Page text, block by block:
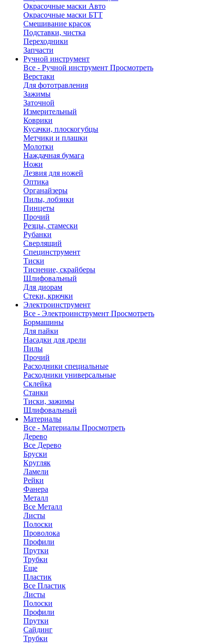
Окрасочные маски Авто
Окрасочные маски БТТ
Смешивание красок
Подставки, чистка
Переходники
Запчасти
Ручной инструмент
Все - Ручной инструмент Просмотреть
Верстаки
Для фототравления
Зажимы
Заточной
Измерительный
Коврики
Кусачки, плоскогубцы
Метчики и плашки
Молотки
Наждачная бумага
Ножи
Лезвия для ножей
Оптика
Органайзеры
Пилы, лобзики
Пинцеты
Прочий
Резцы, стамески
Рубанки
Сверлящий
Специнструмент
Тиски
Тиснение, скрайберы
Шлифовальный
Для диорам
Стеки, крючки
Электроинструмент
Все - Электроинструмент Просмотреть
Бормашины
Для пайки
Насадки для дрели
Пилы
Прочий
Расходники специальные
Расходники универсальные
Склейка
Станки
Тиски, зажимы
Шлифовальный
Материалы
Все - Материалы Просмотреть
Дерево
Все Дерево
Бруски
Кругляк
Ламели
Рейки
Фанера
Металл
Все Металл
Листы
Полоски
Проволока
Профили
Прутки
Трубки
Еще
Пластик
Все Пластик
Листы
Полоски
Профили
Прутки
Сайдинг
Трубки